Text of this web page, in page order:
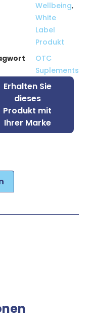
Wellbeing,
White
Label
Produkt
OTC
Suplements
Erhalten Sie
dieses
Produkt mit
Ihrer Marke